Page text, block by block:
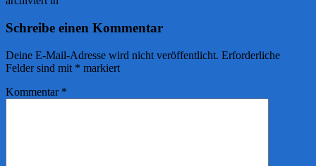
Schreibe einen Kommentar
Deine E-Mail-Adresse wird nicht veröffentlicht. Erforderliche
Felder sind mit * markiert
Kommentar *